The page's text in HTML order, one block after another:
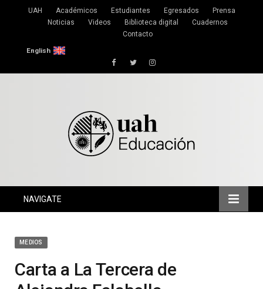
UAH Académicos Estudiantes Egresados
Prensa
Noticias
Videos Biblioteca digital
Cuadernos
Contacto
English
FacebookTwitterInstagram
NAVIGATE
MEDIOS
Carta a La Tercera de